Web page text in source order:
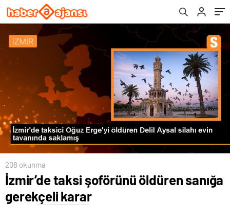
208 okunma
İzmir’de taksi şoförünü öldüren sanığa
gerekçeli karar